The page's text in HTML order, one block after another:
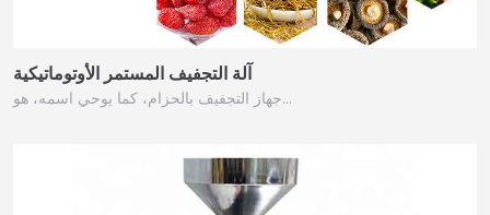
آلة التجفيف المستمر الأوتوماتيكية
جهاز التجفيف بالحزام، كما يوحي اسمه، هو…